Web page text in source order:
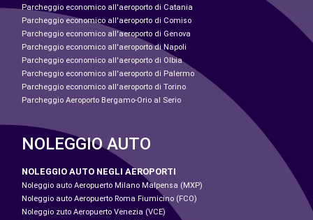
Parcheggio economico all'aeroporto di Catania
Parcheggio economico all'aeroporto di Comiso
Parcheggio economico all'aeroporto di Genova
Parcheggio economico all'aeroporto di Napoli
Parcheggio economico all'aeroporto di Olbia
Parcheggio economico all'aeroporto di Palermo
Parcheggio economico all'aeroporto di Torino
Parcheggio Aeroporto Bergamo-Orio al Serio
NOLEGGIO AUTO
NOLEGGIO AUTO NEGLI AEROPORTI
Noleggio auto Aeropuerto Milano Malpensa (MXP)
Noleggio auto Aeropuerto Roma Fiumicino (FCO)
Noleggio zuto Aeropuerto Venezia (VCE)